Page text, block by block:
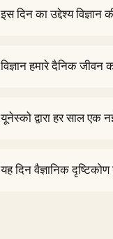
इस दिन का उद्देश्य विज्ञान
विज्ञान हमारे दैनिक जीवन
यूनेस्को द्वारा हर साल एक
यह दिन वैज्ञानिक